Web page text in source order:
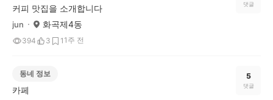
커피 맛집을 소개합니다
jun 화곡제4동
394 3 1 1주 전
댓글
동네 정보
카페
5
댓글